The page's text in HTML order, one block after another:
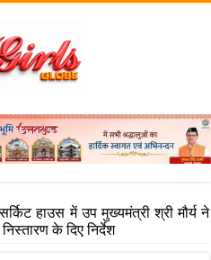
हाउस में उप मुख्यमंत्री श्री मौर्य ने
के दिए निर्देश